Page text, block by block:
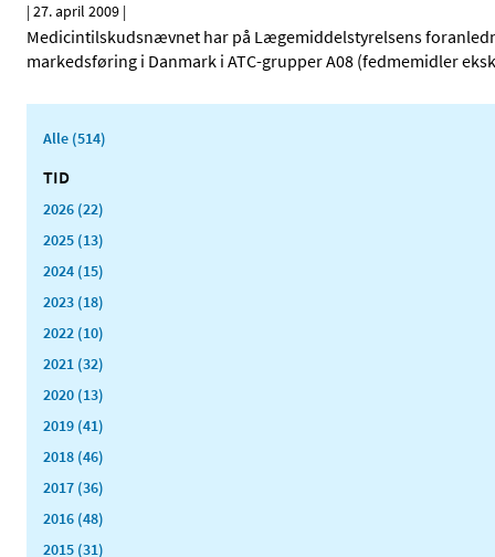
|27. april 2009 |
Medicintilskudsnævnet har på Lægemiddelstyrelsens
markedsføring i Danmark i ATC-grupper A08 (fedmemidler
Alle (514)
TID
2026 (22)
2025 (13)
2024 (15)
2023 (18)
2022 (10)
2021 (32)
2020 (13)
2019 (41)
2018 (46)
2017 (36)
2016 (48)
2015 (31)